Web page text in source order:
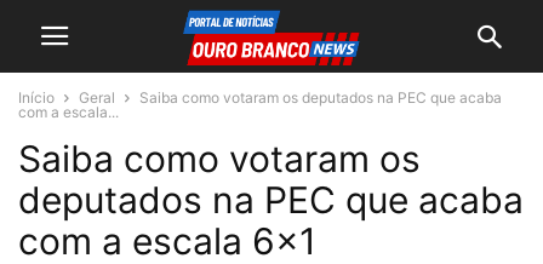
Início Geral
Saiba como votaram os deputados na PEC que acaba
com a escala...
Saiba como votaram os
deputados na PEC que acaba
com a escala 6×1